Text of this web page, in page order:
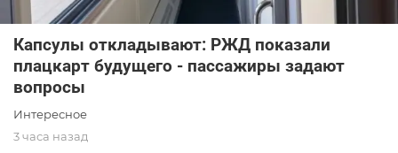
Капсулы откладывают: РЖД показали
плацкарт будущего - пассажиры задают
вопросы
Интересное
3 часа назад